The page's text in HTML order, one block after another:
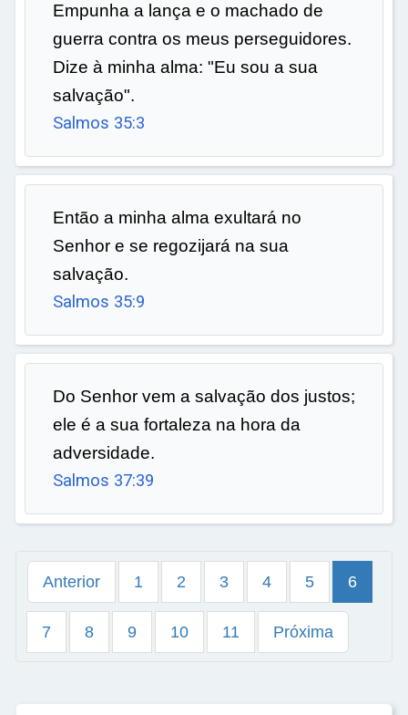
Empunha a lança e o machado de
guerra contra os meus perseguidores.
Dize à minha alma: "Eu sou a sua
salvação".
Salmos 35:3
Então a minha alma exultará no
Senhor e se regozijará na sua
salvação.
Salmos 35:9
Do Senhor vem a salvação dos justos;
ele é a sua fortaleza na hora da
adversidade.
Salmos 37:39
Anterior 1 2 3 4 5 6
7 8 9 10 11 Próxima